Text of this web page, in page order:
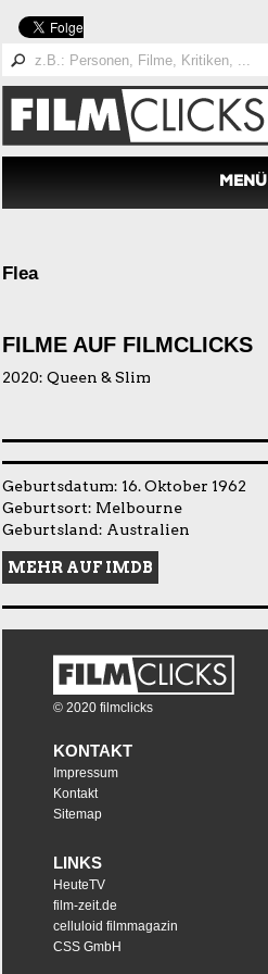
MENÜ
Flea
FILME AUF FILMCLICKS
2020: Queen & Slim
Geburtsdatum: 16. Oktober 1962
Geburtsort: Melbourne
Geburtsland: Australien
MEHR AUF IMDB
© 2020 filmclicks
KONTAKT
Impressum
Kontakt
Sitemap
LINKS
HeuteTV
film-zeit.de
celluloid filmmagazin
CSS GmbH